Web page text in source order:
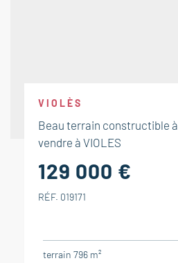
VIOLÈS
Beau terrain constructible à
vendre à VIOLES
129 000 €
RÉF. 019171
terrain 796 m²